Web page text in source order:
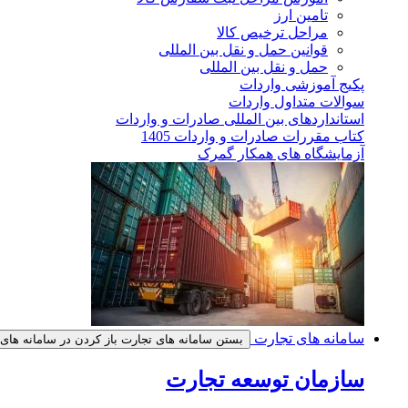
تامین ارز
مراحل ترخیص کالا
قوانین حمل و نقل بین المللی
حمل و نقل بین المللی
پکیج آموزشی واردات
سوالات متداول واردات
استانداردهای بین المللی صادرات و واردات
کتاب مقررات صادرات و واردات 1405
آزمایشگاه های همکار گمرک
سامانه های تجارت بستن سامانه های تجارت باز کردن در سامانه
سازمان توسعه تجارت